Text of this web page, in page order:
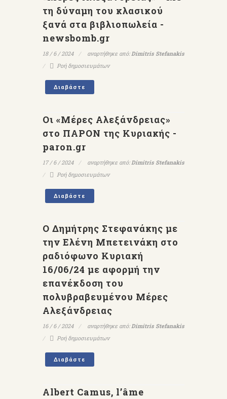
τη δύναμη του κλασικού
ξανά στα βιβλιοπωλεία -
newsbomb.gr
18 / 6 / 2024 αναρτήθηκε από:Dimitris Stefanakis
Ροή δημοσιευμάτων
Διαβάστε
Οι «Μέρες Αλεξάνδρειας»
στο ΠΑΡΟΝ της Κυριακής -
paron.gr
17 / 6 / 2024 αναρτήθηκε από:Dimitris Stefanakis
Ροή δημοσιευμάτων
Διαβάστε
Ο Δημήτρης Στεφανάκης με
την Ελένη Μπετεινάκη στο
ραδιόφωνο Κυριακή
16/06/24 με αφορμή την
επανέκδοση του
πολυβραβευμένου Μέρες
Αλεξάνδρειας
16 / 6 / 2024 αναρτήθηκε από:Dimitris Stefanakis
Ροή δημοσιευμάτων
Διαβάστε
Albert Camus, l’âme